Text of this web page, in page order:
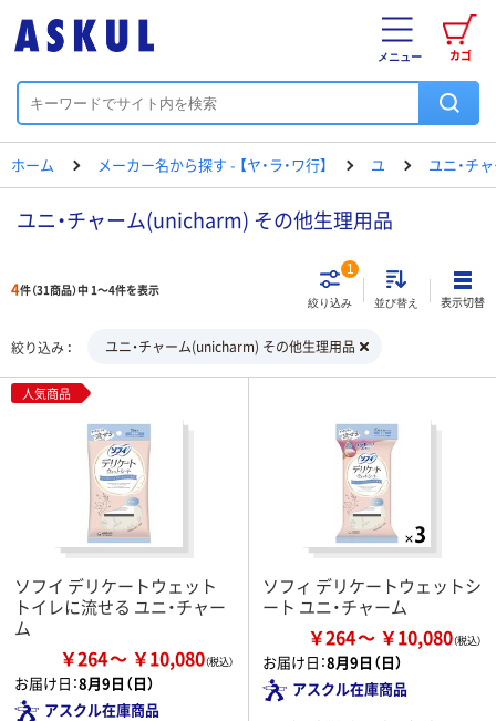
カゴ
メニュー
ホーム メーカー名から探す - 【ヤ・ラ・ワ行】 ユ ユニ・チ
ユニ・チャーム(unicharm) その他生理用品
4件（31商品）中 1～4件を表示
絞り込み
1
並び替え 表示切替
絞り込み ユニ・チャーム(unicharm) その他生理用品
人気商品
ソフイ デリケートウェット
トイレに流せる ユニ・チャー
ム
￥264 ￥10,080
お届け日：8月9日（日）
アスクル在庫商品
ソフィ デリケートウェットシ
ート ユニ・チャーム
￥264 ￥10,080
お届け日：8月9日（日）
アスクル在庫商品